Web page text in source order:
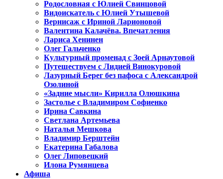
Родословная с Юлией Свинцовой
Видоискатель с Юлией Утышевой
Вернисаж с Ириной Ларионовой
Валентина Калачёва. Впечатления
Лариса Хенинен
Олег Гальченко
Культурный променад с Зоей Арнаутовой
Путешествуем с Лидией Винокуровой
Лазурный Берег без пафоса с Александрой
Озолиной
«Задние мысли» Кирилла Олюшкина
Застолье с Владимиром Софиенко
Ирина Савкина
Светлана Артемьева
Наталья Мешкова
Владимир Берштейн
Екатерина Габалова
Олег Липовецкий
Илона Румянцева
Афиша